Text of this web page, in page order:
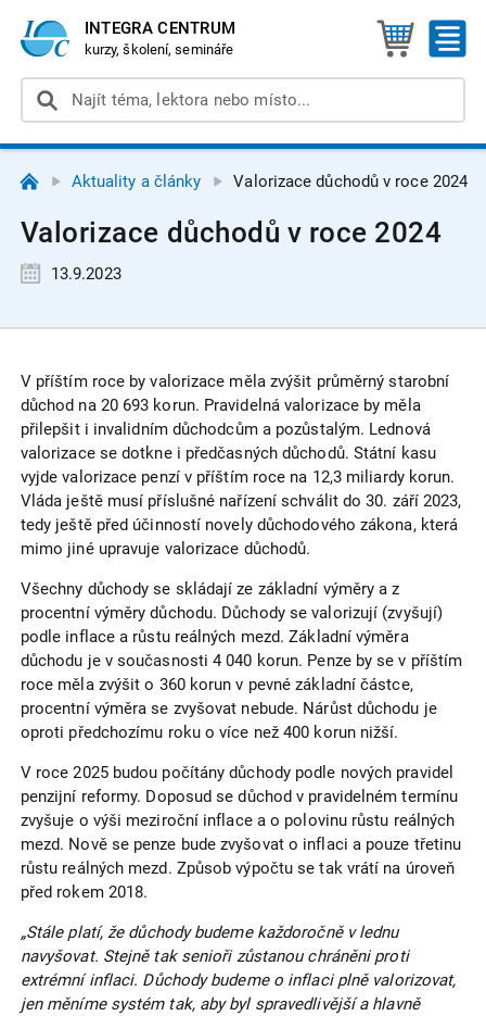
INTEGRA CENTRUM
kurzy, školení, semináře
Aktuality a články Valorizace důchodů v roce 2024
Valorizace důchodů v roce 2024
13.9.2023
V příštím roce by valorizace měla zvýšit průměrný starobní
důchod na 20 693 korun. Pravidelná valorizace by měla
přilepšit i invalidním důchodcům a pozůstalým. Lednová
valorizace se dotkne i předčasných důchodů. Státní kasu
vyjde valorizace penzí v příštím roce na 12,3 miliardy korun.
Vláda ještě musí příslušné nařízení schválit do 30. září 2023,
tedy ještě před účinností novely důchodového zákona, která
mimo jiné upravuje valorizace důchodů.
Všechny důchody se skládají ze základní výměry a z
procentní výměry důchodu. Důchody se valorizují (zvyšují)
podle inflace a růstu reálných mezd. Základní výměra
důchodu je v současnosti 4 040 korun. Penze by se v příštím
roce měla zvýšit o 360 korun v pevné základní částce,
procentní výměra se zvyšovat nebude. Nárůst důchodu je
oproti předchozímu roku o více než 400 korun nižší.
V roce 2025 budou počítány důchody podle nových pravidel
penzijní reformy. Doposud se důchod v pravidelném termínu
zvyšuje o výši meziroční inflace a o polovinu růstu reálných
mezd. Nově se penze bude zvyšovat o inflaci a pouze třetinu
růstu reálných mezd. Způsob výpočtu se tak vrátí na úroveň
před rokem 2018.
„Stále platí, že důchody budeme každoročně v lednu
navyšovat. Stejně tak senioři zůstanou chráněni proti
extrémní inflaci. Důchody budeme o inflaci plně valorizovat,
jen měníme systém tak, aby byl spravedlivější a hlavně